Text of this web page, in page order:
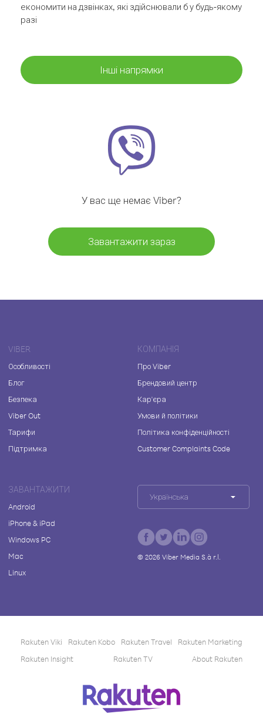
економити на дзвінках, які здійснювали б у будь-якому
разі
Інші напрямки
У вас ще немає Viber?
Завантажити зараз
VIBER
Особливості
Блог
Безпека
Viber Out
Тарифи
Підтримка
КОМПАНІЯ
Про Viber
Брендовий центр
Кар'єра
Умови й політики
Політика конфіденційності
Customer Complaints Code
ЗАВАНТАЖИТИ
Android
iPhone & iPad
Windows PC
Mac
Linux
Українська
© 2026Viber Media S.à r.l.
Rakuten Viki Rakuten Kobo Rakuten Travel
Rakuten Marketing
Rakuten Insight
Rakuten TV About Rakuten